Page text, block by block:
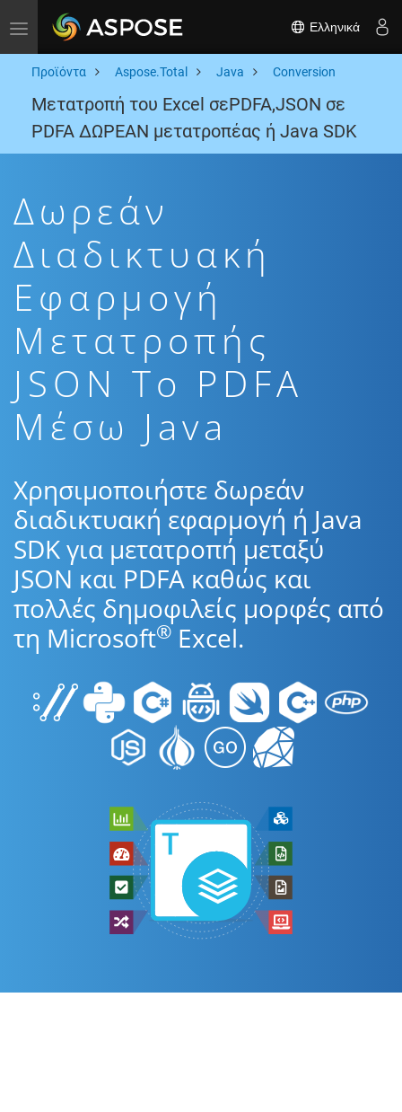
Toggle navigation Ελληνικά
Προϊόντα Aspose.Total Java Conversion
Μετατροπή του Excel σεPDFA,JSON σε
PDFA ΔΩΡΕΑΝ μετατροπέας ή Java SDK
Δωρεάν
Διαδικτυακή
Εφαρμογή
Μετατροπής
JSON To PDFA
Μέσω Java
Χρησιμοποιήστε δωρεάν
διαδικτυακή εφαρμογή ή Java
SDK για μετατροπή μεταξύ
JSON και PDFA καθώς και
πολλές δημοφιλείς μορφές από
τη Microsoft® Excel.